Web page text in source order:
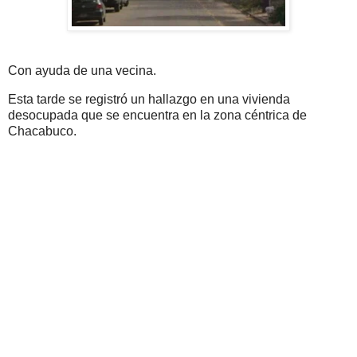
Con ayuda de una vecina.
Esta tarde se registró un hallazgo en una vivienda
desocupada que se encuentra en la zona céntrica de
Chacabuco.